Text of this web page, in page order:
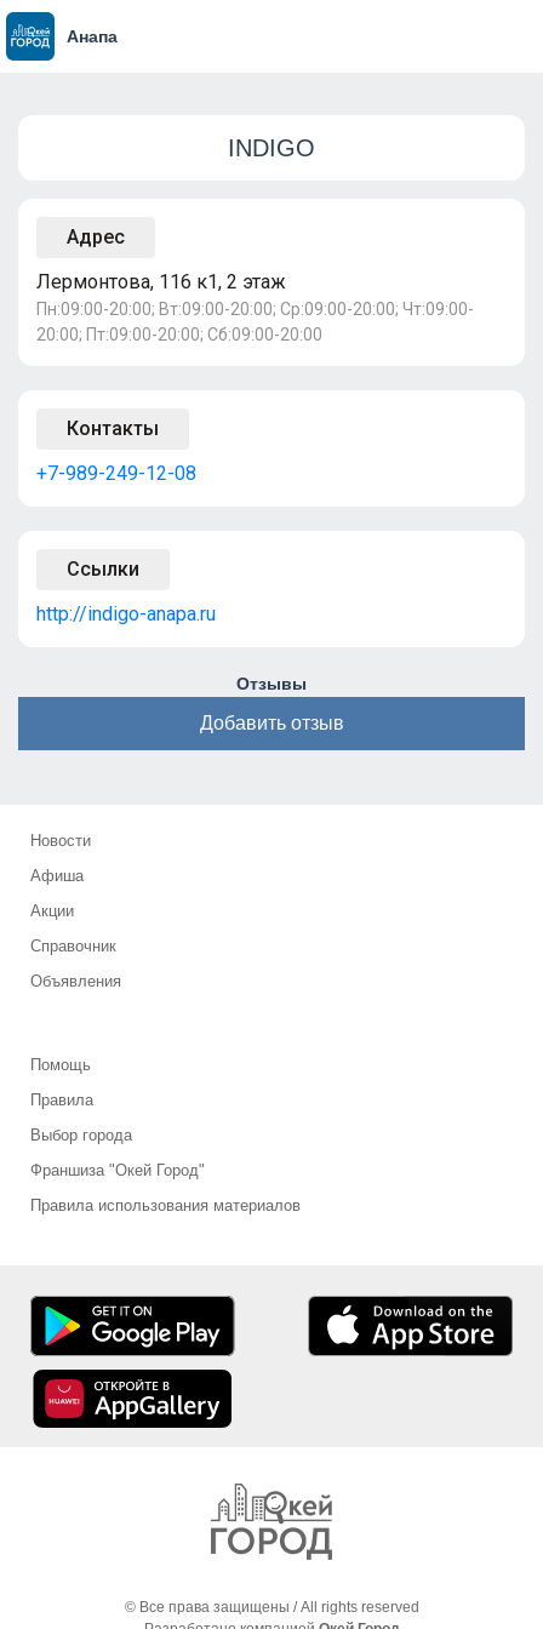
Анапа
INDIGO
Адрес
Лермонтова, 116 к1, 2 этаж
Пн:09:00-20:00; Вт:09:00-20:00; Ср:09:00-20:00; Чт:09:00-
20:00; Пт:09:00-20:00; Сб:09:00-20:00
Контакты
+7-989-249-12-08
Ссылки
http://indigo-anapa.ru
Отзывы
Добавить отзыв
Новости
Афиша
Акции
Справочник
Объявления
Помощь
Правила
Выбор города
Франшиза "Окей Город"
Правила использования материалов
© Все права защищены / All rights reserved